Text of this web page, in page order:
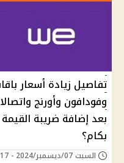
وفودافون وأورنج
بكام؟
السبت 07/ديسمبر/2024 - 11:17 م